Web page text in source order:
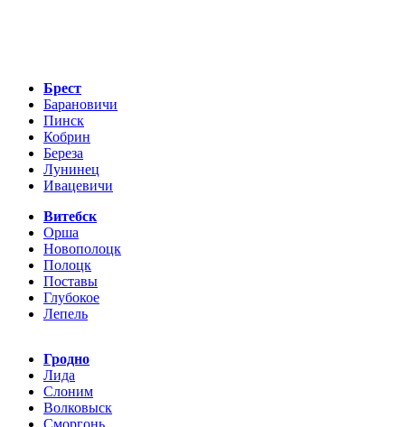
Брест
Барановичи
Пинск
Кобрин
Береза
Лунинец
Ивацевичи
Витебск
Орша
Новополоцк
Полоцк
Поставы
Глубокое
Лепель
Гродно
Лида
Слоним
Волковыск
Сморгонь